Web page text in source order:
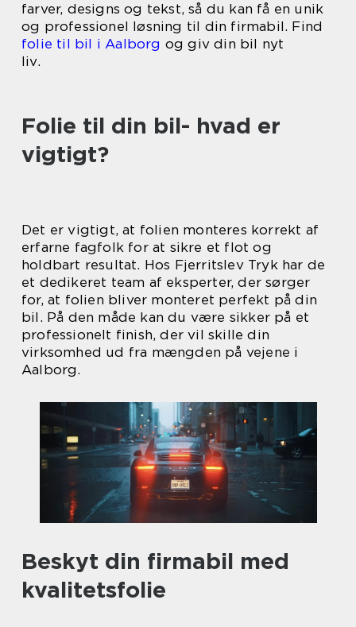
farver, designs og tekst, så du kan få en unik
og professionel løsning til din firmabil. Find
folie til bil i Aalborg og giv din bil nyt
liv.
Folie til din bil- hvad er
vigtigt?
Det er vigtigt, at folien monteres korrekt af
erfarne fagfolk for at sikre et flot og
holdbart resultat. Hos Fjerritslev Tryk har de
et dedikeret team af eksperter, der sørger
for, at folien bliver monteret perfekt på din
bil. På den måde kan du være sikker på et
professionelt finish, der vil skille din
virksomhed ud fra mængden på vejene i
Aalborg.
Beskyt din firmabil med
kvalitetsfolie